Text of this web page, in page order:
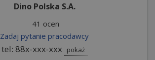
Dino Polska S.A.
41 ocen
Zadaj pytanie pracodawcy
tel: 88x-xxx-xxx pokaż